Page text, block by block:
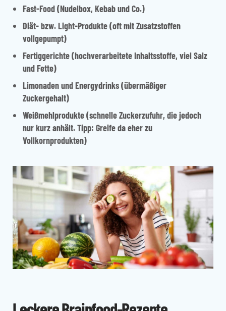
Fast-Food (Nudelbox, Kebab und Co.)
Diät- bzw. Light-Produkte (oft mit Zusatzstoffen
vollgepumpt)
Fertiggerichte (hochverarbeitete Inhaltsstoffe, viel Salz
und Fette)
Limonaden und Energydrinks (übermäßiger
Zuckergehalt)
Weißmehlprodukte (schnelle Zuckerzufuhr, die jedoch
nur kurz anhält.Tipp: Greife da eher zu
Vollkornprodukten)